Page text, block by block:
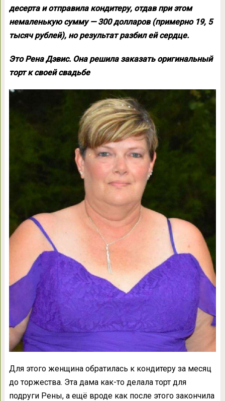
десерта и отправила кондитеру, отдав при этом
немаленькую сумму — 300 долларов (примерно 19, 5
тысяч рублей), но результат разбил ей сердце.
Это Рена Дэвис. Она решила заказать оригинальный
торт к своей свадьбе
Для этого женщина обратилась к кондитеру за месяц
до торжества. Эта дама как-то делала торт для
подруги Рены, а ещё вроде как после этого закончила